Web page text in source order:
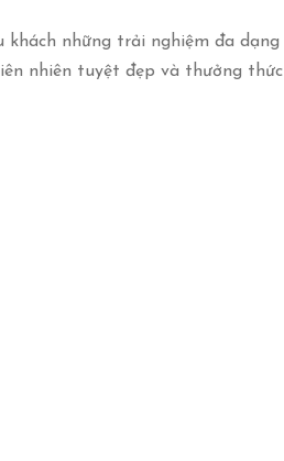
khách những trải nghiệm đa dạng
nhiên tuyệt đẹp và thưởng thức